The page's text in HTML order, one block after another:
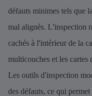
défauts minimes tels que
mal alignés. L'inspection
cachés à l'intérieur de la
multicouches et les cartes
Les outils d'inspection
des défauts, ce qui